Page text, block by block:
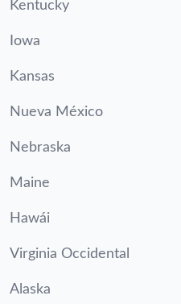
Kentucky
Iowa
Kansas
Nueva México
Nebraska
Maine
Hawái
Virginia Occidental
Alaska